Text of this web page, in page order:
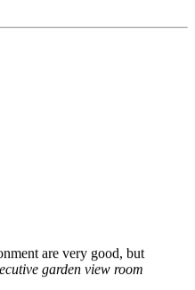
are very good, but
garden view room